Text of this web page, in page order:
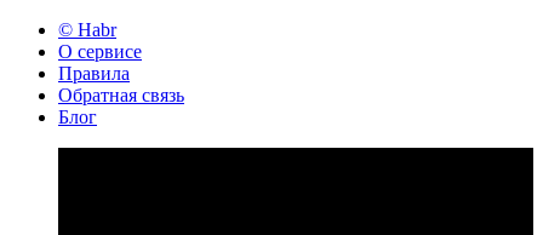
© Habr
О сервисе
Правила
Обратная связь
Блог